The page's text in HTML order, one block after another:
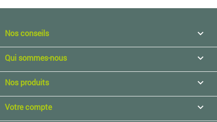
Nos conseils 
Qui sommes-nous 
Nos produits 
Votre compte 